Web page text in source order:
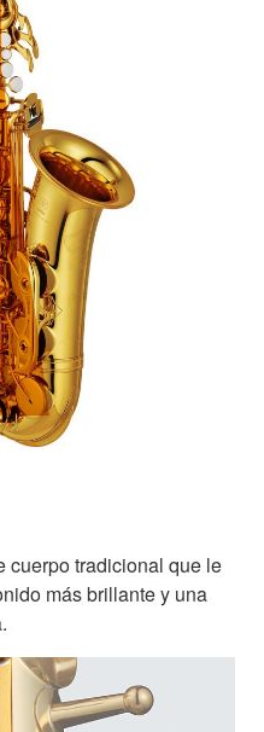
cuerpo tradicional que le
más brillante y una